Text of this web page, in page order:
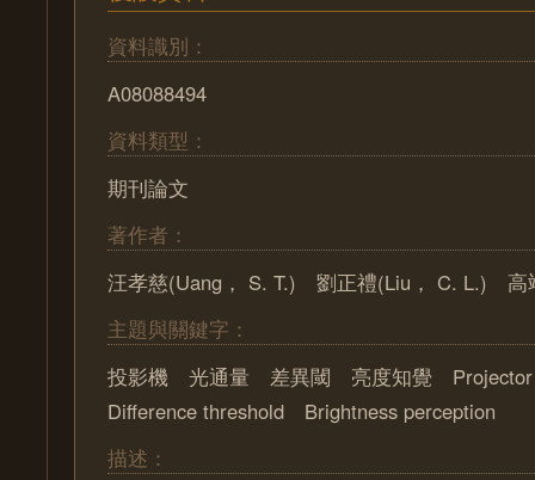
資料識別：
A08088494
資料類型：
期刊論文
著作者：
汪孝慈(Uang， S. T.) 劉正禮(Liu， C. L.) 高
主題與關鍵字：
投影機 光通量 差異閾 亮度知覺
Difference threshold Brightness perception
描述：